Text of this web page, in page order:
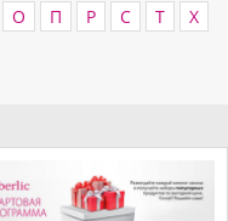
О П Р С Т
Х